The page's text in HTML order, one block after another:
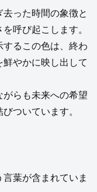
った時間の象徴と
呼び起こします。
するこの色は、終わ
やかに映し出して
がらも未来への希望
ついています。
葉が含まれていま